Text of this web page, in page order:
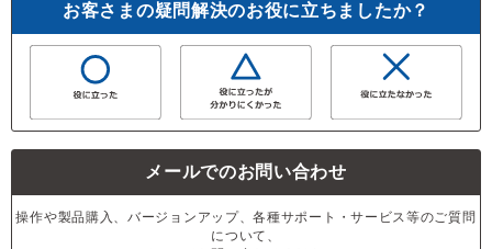
お客さまの疑問解決のお役に立ちましたか？
メールでのお問い合わせ
操作や製品購入、バージョンアップ、各種サポート・サービス等のご質問
について、